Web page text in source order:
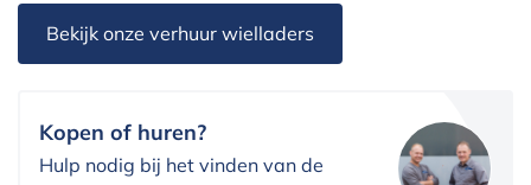
Bekijk onze verhuur wielladers
Kopen of huren?
Hulp nodig bij het vinden van de